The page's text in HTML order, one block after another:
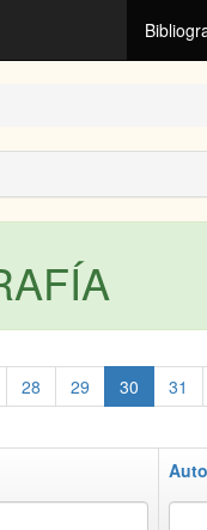
28 29 30 31